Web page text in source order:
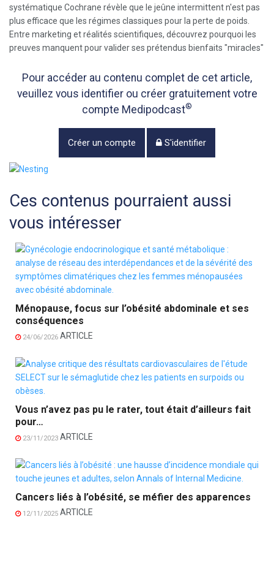
systématique Cochrane révèle que le jeûne intermittent n'est pas
plus efficace que les régimes classiques pour la perte de poids.
Entre marketing et réalités scientifiques, découvrez pourquoi les
preuves manquent pour valider ses prétendus bienfaits "miracles"
Pour accéder au contenu complet de cet article,
veuillez vous identifier ou créer gratuitement votre
compte Medipodcast®
Créer un compte S'identifier
Ces contenus pourraient aussi
vous intéresser
Ménopause, focus sur l’obésité abdominale et ses
conséquences
24/06/2026 ARTICLE
Vous n’avez pas pu le rater, tout était d’ailleurs fait
pour…
23/11/2023 ARTICLE
Cancers liés à l’obésité, se méfier des apparences
12/11/2025 ARTICLE